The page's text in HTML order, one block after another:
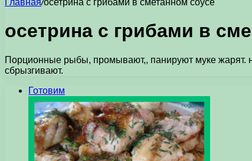
Главная/осетрина с грибами в сметанном соусе
осетрина с грибами в
Порционные рыбы, промывают,, панируют муке жарят.
сбрызгивают.
Готовим